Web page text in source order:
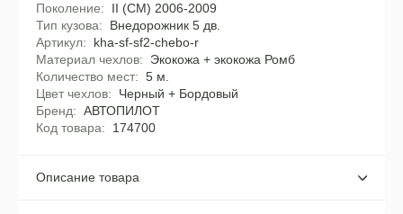
Поколение
II (CM) 2006-2009
Тип кузова
Внедорожник 5 дв.
Артикул
kha-sf-sf2-chebo-r
Материал чехлов
Экокожа + экокожа Ромб
Количество мест
5 м.
Цвет чехлов
Черный + Бордовый
Бренд
АВТОПИЛОТ
Код товара
174700
Описание товара